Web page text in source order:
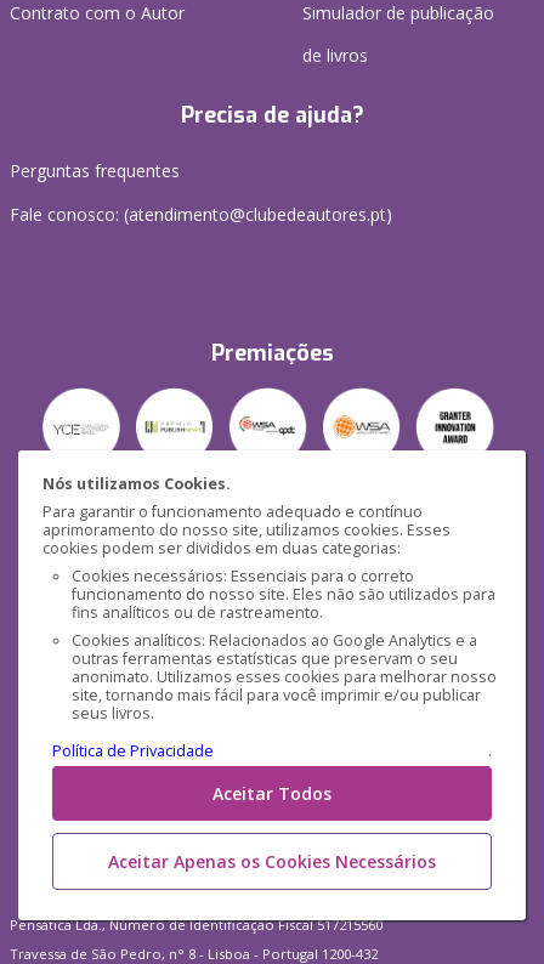
Nós utilizamos Cookies.
Para garantir o funcionamento adequado e contínuo
aprimoramento do nosso site, utilizamos cookies. Esses
cookies podem ser divididos em duas categorias:
Cookies necessários: Essenciais para o correto
funcionamento do nosso site. Eles não são utilizados para
fins analíticos ou de rastreamento.
Cookies analíticos: Relacionados ao Google Analytics e a
outras ferramentas estatísticas que preservam o seu
anonimato. Utilizamos esses cookies para melhorar nosso
site, tornando mais fácil para você imprimir e/ou publicar
seus livros.
Política de Privacidade
.
Aceitar Todos
Aceitar Apenas os Cookies Necessários
Contrato com o Autor
Simulador de publicação
de livros
Precisa de ajuda?
Perguntas frequentes
Fale conosco: (atendimento@clubedeautores.pt)
Premiações
Segurança
Mídias Sociais
Pensática Lda., Número de Identificação Fiscal 517215560
Travessa de São Pedro, n° 8 - Lisboa - Portugal 1200-432